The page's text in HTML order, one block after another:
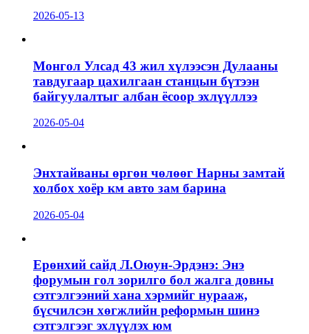
2026-05-13
Монгол Улсад 43 жил хүлээсэн Дулааны
тавдугаар цахилгаан станцын бүтээн
байгуулалтыг албан ёсоор эхлүүллээ
2026-05-04
Энхтайваны өргөн чөлөөг Нарны замтай
холбох хоёр км авто зам барина
2026-05-04
Ерөнхий сайд Л.Оюун-Эрдэнэ: Энэ
форумын гол зорилго бол жалга довны
сэтгэлгээний хана хэрмийг нурааж,
бүсчилсэн хөгжлийн реформын шинэ
сэтгэлгээг эхлүүлэх юм